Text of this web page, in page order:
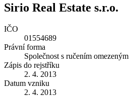
Sirio Real Estate s.r.o.
IČO
01554689
Právní forma
Společnost s ručením omezeným
Zápis do rejstříku
2. 4. 2013
Datum vzniku
2. 4. 2013